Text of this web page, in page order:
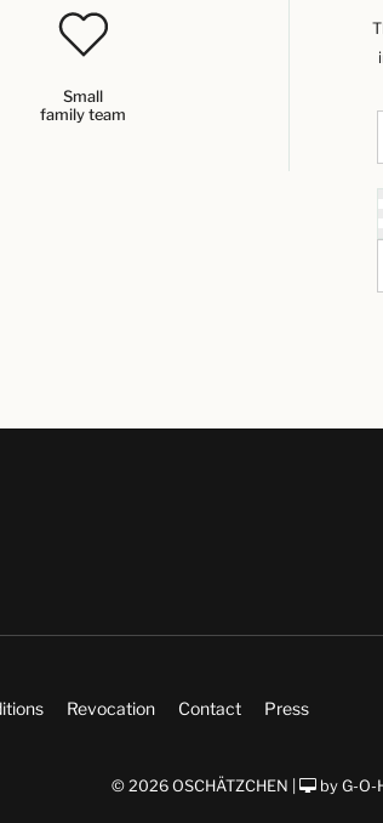
Small
family team
Revocation Contact Press
© 2026 OSCHÄTZCHEN | by G-O-